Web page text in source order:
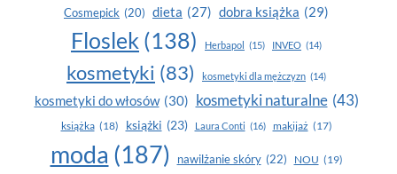
Cosmepick (20) dieta (27) dobra książka (29)
Floslek (138) Herbapol (15) INVEO (14)
kosmetyki (83) kosmetyki dla mężczyzn (14)
kosmetyki do włosów (30) kosmetyki naturalne (43)
książka (18) książki (23) Laura Conti (16) makijaż (17)
moda (187) nawilżanie skóry (22) NOU (19)